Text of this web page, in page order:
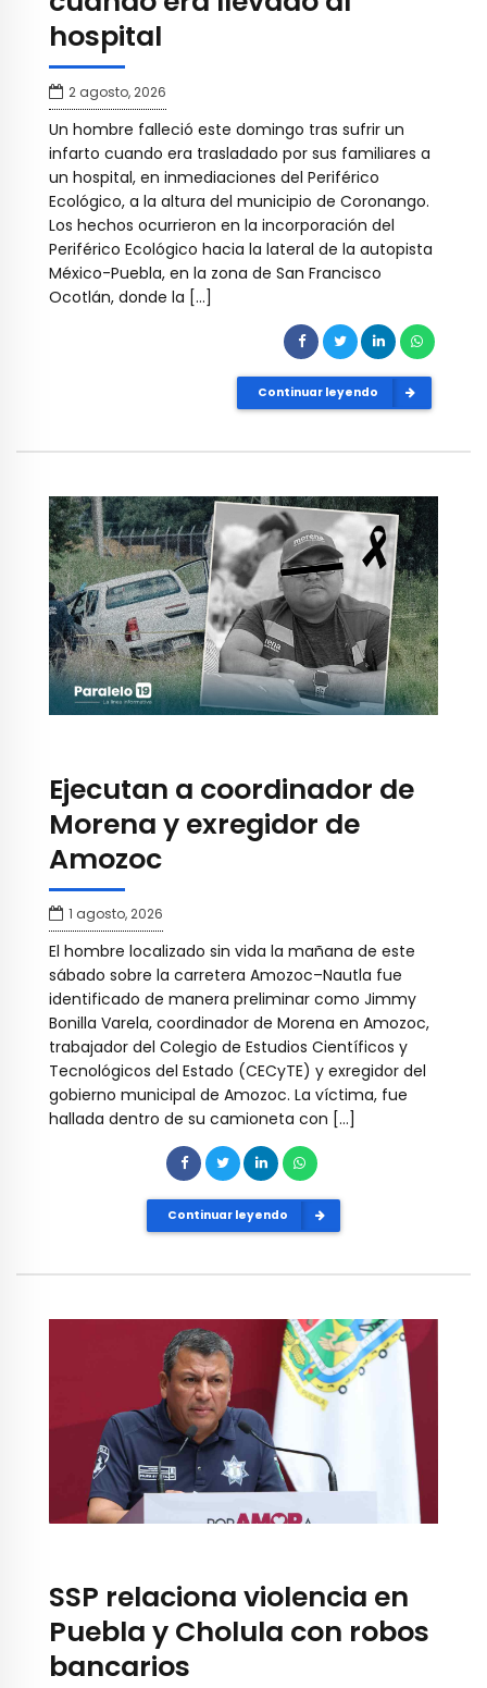
hospital
2 agosto, 2026
Un hombre falleció este domingo tras sufrir un
infarto cuando era trasladado por sus familiares a
un hospital, en inmediaciones del Periférico
Ecológico, a la altura del municipio de Coronango.
Los hechos ocurrieron en la incorporación del
Periférico Ecológico hacia la lateral de la autopista
México-Puebla, en la zona de San Francisco
Ocotlán, donde la […]
Continuar leyendo
Ejecutan a coordinador de
Morena y exregidor de
Amozoc
1 agosto, 2026
El hombre localizado sin vida la mañana de este
sábado sobre la carretera Amozoc–Nautla fue
identificado de manera preliminar como Jimmy
Bonilla Varela, coordinador de Morena en Amozoc,
trabajador del Colegio de Estudios Científicos y
Tecnológicos del Estado (CECyTE) y exregidor del
gobierno municipal de Amozoc. La víctima, fue
hallada dentro de su camioneta con […]
Continuar leyendo
SSP relaciona violencia en
Puebla y Cholula con robos
bancarios